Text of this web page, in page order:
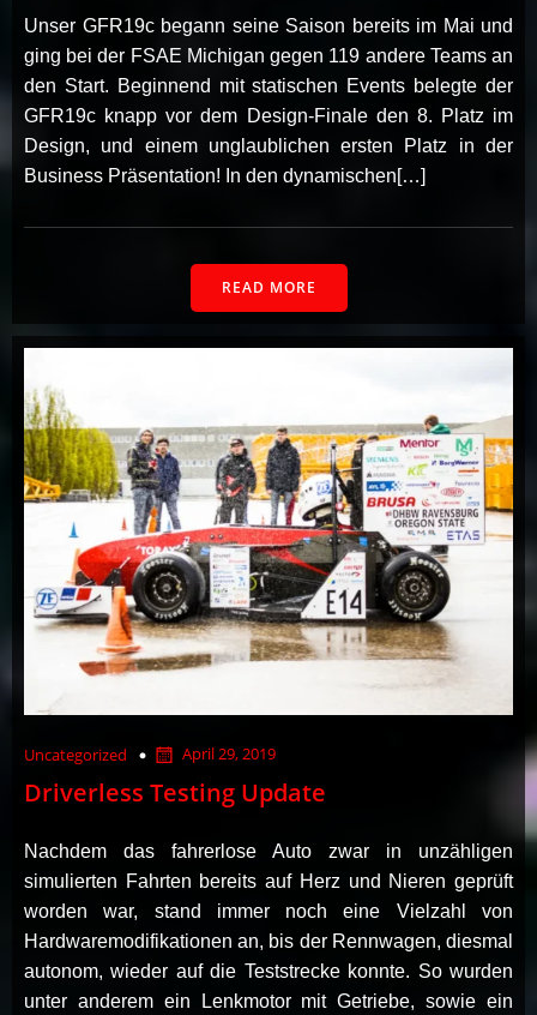
Unser GFR19c begann seine Saison bereits im Mai und
ging bei der FSAE Michigan gegen 119 andere Teams an
den Start. Beginnend mit statischen Events belegte der
GFR19c knapp vor dem Design-Finale den 8. Platz im
Design, und einem unglaublichen ersten Platz in der
Business Präsentation! In den dynamischen[…]
READ MORE
Uncategorized April 29, 2019
Driverless Testing Update
Nachdem das fahrerlose Auto zwar in unzähligen
simulierten Fahrten bereits auf Herz und Nieren geprüft
worden war, stand immer noch eine Vielzahl von
Hardwaremodifikationen an, bis der Rennwagen, diesmal
autonom, wieder auf die Teststrecke konnte. So wurden
unter anderem ein Lenkmotor mit Getriebe, sowie ein